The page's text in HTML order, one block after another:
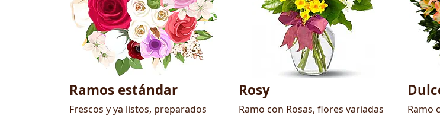
Ramos estándar
Frescos y ya listos, preparados
Rosy
Ramo con Rosas, flores variadas
Ramo